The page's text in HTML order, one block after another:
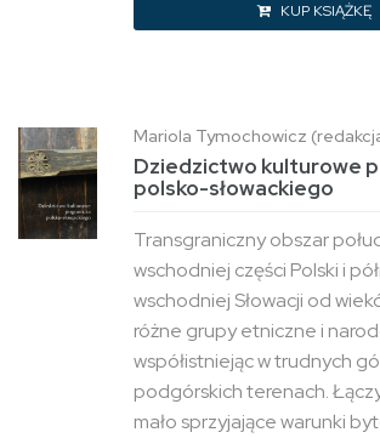
KUP KSIĄŻKĘ
Mariola Tymochowicz
Dziedzictwo kulturowe
polsko-słowackiego
Transgraniczny obszar
wschodniej części Polski i
wschodniej Słowacji od
różne grupy etniczne i
współistniejąc w trudnych
podgórskich terenach.
mało sprzyjające warunki